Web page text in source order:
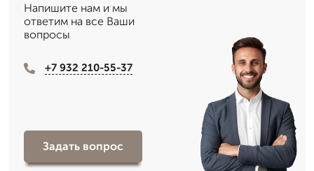
Напишите нам и мы
ответим на все Ваши
вопросы
+7 932 210-55-37
Задать вопрос